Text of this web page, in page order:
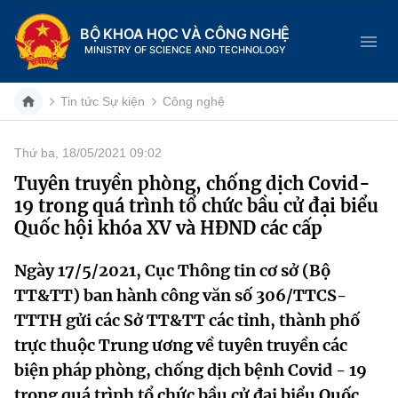
BỘ KHOA HỌC VÀ CÔNG NGHỆ
MINISTRY OF SCIENCE AND TECHNOLOGY
Danh mục
Trang chủ
Chức năng nhiệm vụ
Cơ cấu tổ chức
Lịch sử phát triển
Tin tức sự kiện
Khoa học và Công nghệ
Đổi mới sáng tạo
Dịch vụ công
Hệ thống văn bản
Tin tức Sự kiện Công nghệ
Thứ ba, 18/05/2021 09:02
Tuyên truyền phòng, chống dịch Covid-
19 trong quá trình tổ chức bầu cử đại biểu
Quốc hội khóa XV và HĐND các cấp
Ngày 17/5/2021, Cục Thông tin cơ sở (Bộ
TT&TT) ban hành công văn số 306/TTCS-
TTTH gửi các Sở TT&TT các tỉnh, thành phố
trực thuộc Trung ương về tuyên truyền các
biện pháp phòng, chống dịch bệnh Covid - 19